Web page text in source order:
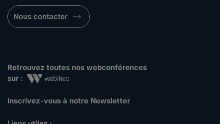
Nous contacter
Retrouvez toutes nos webconférences
sur :
Inscrivez-vous à notre Newsletter